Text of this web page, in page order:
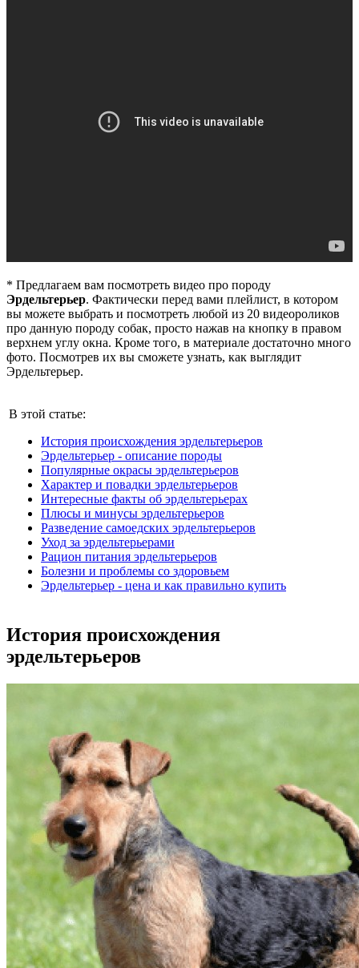
* Предлагаем вам посмотреть видео про породу
Эрдельтерьер. Фактически перед вами плейлист, в котором
вы можете выбрать и посмотреть любой из 20 видеороликов
про данную породу собак, просто нажав на кнопку в правом
верхнем углу окна. Кроме того, в материале достаточно много
фото. Посмотрев их вы сможете узнать, как выглядит
Эрдельтерьер.
В этой статье:
История происхождения эрдельтерьеров
Эрдельтерьер - описание породы
Популярные окрасы эрдельтерьеров
Характер и повадки эрдельтерьеров
Интересные факты об эрдельтерьерах
Плюсы и минусы эрдельтерьеров
Разведение самоедских эрдельтерьеров
Уход за эрдельтерьерами
Рацион питания эрдельтерьеров
Болезни и проблемы со здоровьем
Эрдельтерьер - цена и как правильно купить
История происхождения
эрдельтерьеров